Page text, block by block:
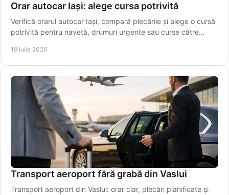
Orar autocar Iași: alege cursa potrivită
Verifică orarul autocar Iași, compară plecările și alege o cursă
potrivită pentru navetă, drumuri urgente sau curse către
19 iulie 2026
Transport aeroport fără grabă din Vaslui
Transport aeroport din Vaslui: orar clar, plecări planificate și